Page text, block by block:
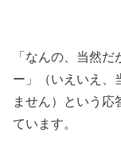
「なんの、当然
ー」（いえいえ、
ません）という応
ています。